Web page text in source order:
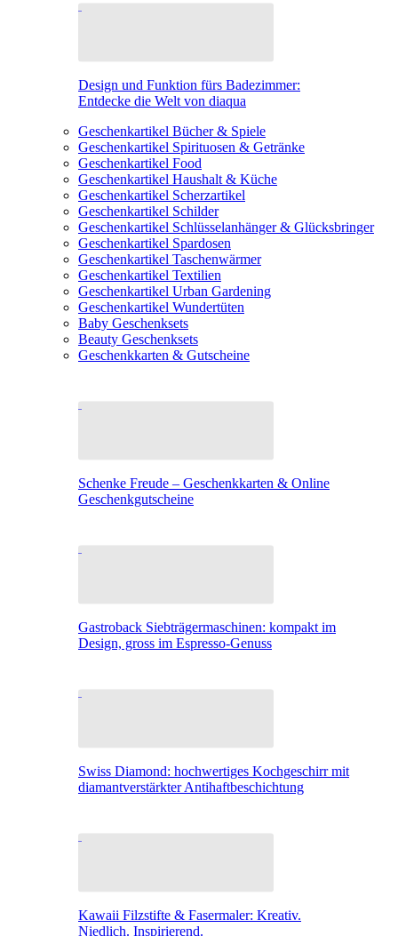
Design und Funktion fürs Badezimmer:
Entdecke die Welt von diaqua
Geschenkartikel Bücher & Spiele
Geschenkartikel Spirituosen & Getränke
Geschenkartikel Food
Geschenkartikel Haushalt & Küche
Geschenkartikel Scherzartikel
Geschenkartikel Schilder
Geschenkartikel Schlüsselanhänger & Glücksbringer
Geschenkartikel Spardosen
Geschenkartikel Taschenwärmer
Geschenkartikel Textilien
Geschenkartikel Urban Gardening
Geschenkartikel Wundertüten
Baby Geschenksets
Beauty Geschenksets
Geschenkkarten & Gutscheine
Schenke Freude – Geschenkkarten & Online
Geschenkgutscheine
Gastroback Siebträgermaschinen: kompakt im
Design, gross im Espresso-Genuss
Swiss Diamond: hochwertiges Kochgeschirr mit
diamantverstärkter Antihaftbeschichtung
Kawaii Filzstifte & Fasermaler: Kreativ.
Niedlich. Inspirierend.